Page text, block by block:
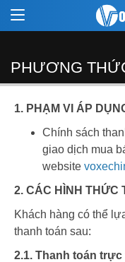
PHƯƠNG
1. PHẠM VI ÁP
Chính sách
giao dịch mua
website
2. CÁC HÌNH THỨC
Khách hàng có thể
thanh toán sau:
2.1. Thanh toán